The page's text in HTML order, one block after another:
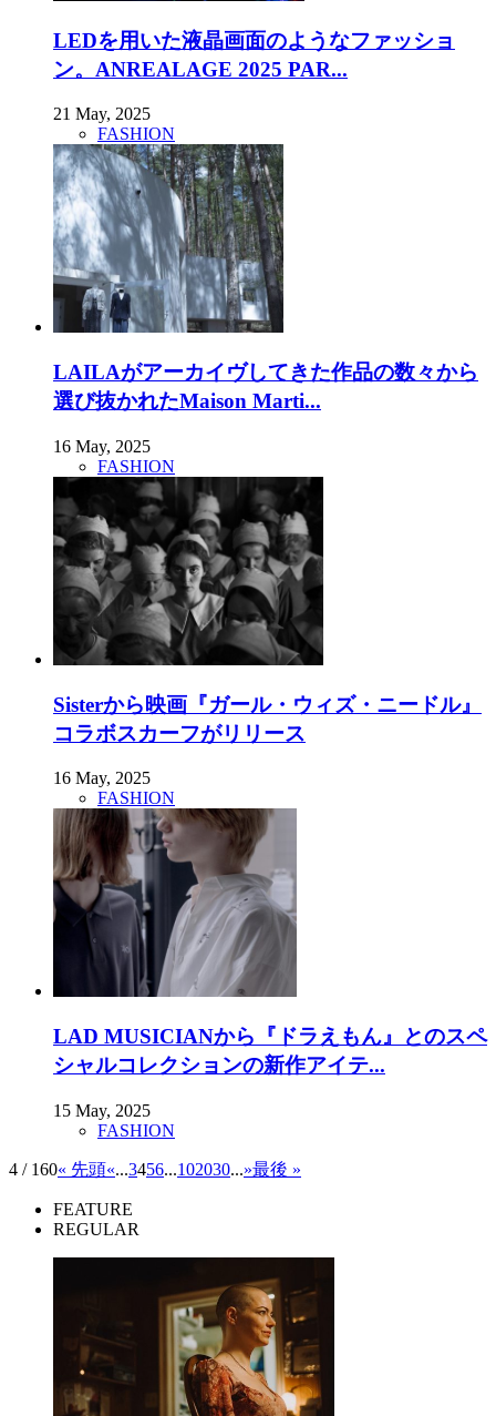
LEDを用いた液晶画面のようなファッショ
ン。ANREALAGE 2025 PAR...
21 May, 2025
FASHION
LAILAがアーカイヴしてきた作品の数々から
選び抜かれたMaison Marti...
16 May, 2025
FASHION
Sisterから映画『ガール・ウィズ・ニードル』
コラボスカーフがリリース
16 May, 2025
FASHION
LAD MUSICIANから『ドラえもん』とのスペ
シャルコレクションの新作アイテ...
15 May, 2025
FASHION
4 / 160« 先頭«...3456...102030...»最後 »
FEATURE
REGULAR